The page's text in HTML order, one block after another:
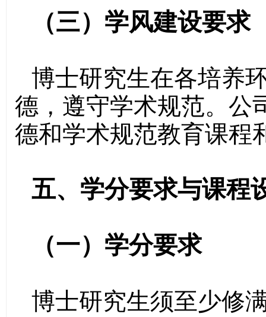
（三）学风建设要求
博士研究生在各培养
德，遵守学术规范。公
德和学术规范教育课程
五、学分要求与课程
（一）学分要求
博士研究生须至少修